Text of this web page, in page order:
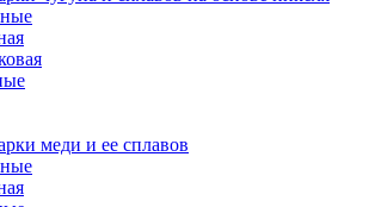
меди и ее сплавов